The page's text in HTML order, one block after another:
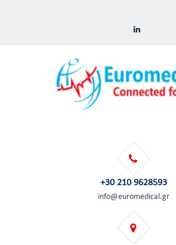
+30 210 9628593
info@euromedical.gr